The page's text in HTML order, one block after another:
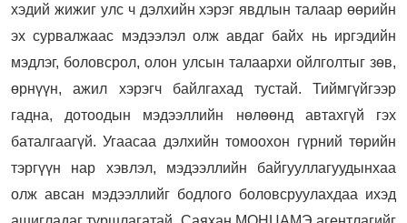
хэдий жижиг улс ч дэлхийн хэрэг явдлын талаар өөрийн
эх сурвалжаас мэдээлэл олж авдаг байх нь иргэдийн
мэдлэг, боловсрол, олон улсын талаархи ойлголтыг зөв,
өрнүүн, ажил хэрэгч байлгахад тустай. Тиймгүйгээр
гадна, дотоодын мэдээллийн нөлөөнд автахгүй гэх
баталгаагүй. Угаасаа дэлхийн томоохон гүрний төрийн
тэргүүн нар хэвлэл, мэдээллийн байгууллагуудынхаа
олж авсан мэдээллийг бодлого боловсруулахдаа ихэд